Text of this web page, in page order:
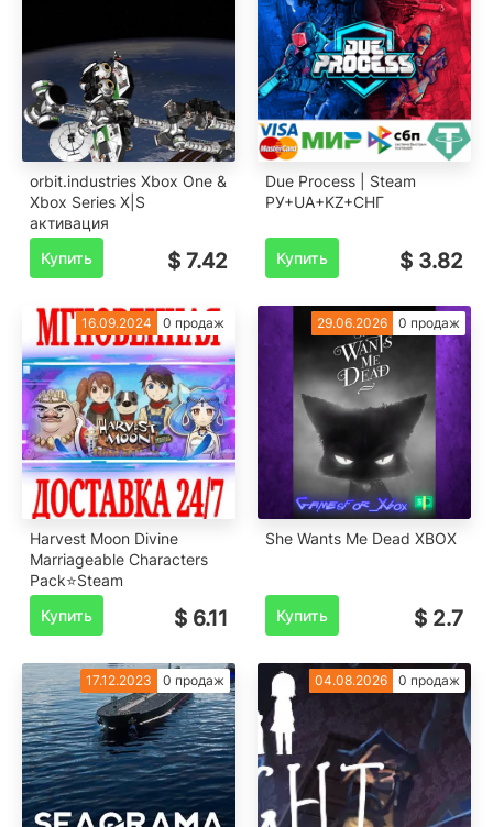
orbit.industries Xbox One &
Xbox Series X|S
активация
Купить
$ 7.42
Due Process | Steam
РУ+UA+KZ+СНГ
Купить $ 3.82
16.09.2024 0 продаж
Harvest Moon Divine
Marriageable Characters
Pack⭐Steam
Купить
$ 6.11
29.06.2026 0 продаж
️She Wants Me Dead XBOX
Купить $ 2.7
17.12.2023 0 продаж 04.08.2026 0 продаж